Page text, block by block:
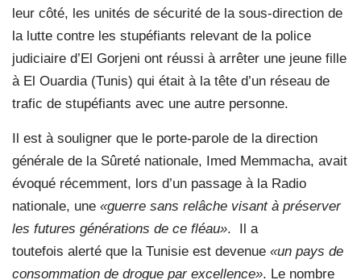
leur côté, les unités de sécurité de la sous-direction de
la lutte contre les stupéfiants relevant de la police
judiciaire d’El Gorjeni ont réussi à arrêter une jeune fille
à El Ouardia (Tunis) qui était à la tête d’un réseau de
trafic de stupéfiants avec une autre personne.
Il est à souligner que le porte-parole de la direction
générale de la Sûreté nationale, Imed Memmacha, avait
évoqué récemment, lors d’un passage à la Radio
nationale, une «guerre sans relâche visant à préserver
les futures générations de ce fléau». Il a
toutefois alerté que la Tunisie est devenue «un pays de
consommation de drogue par excellence». Le nombre